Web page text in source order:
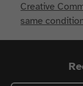
Creative
same